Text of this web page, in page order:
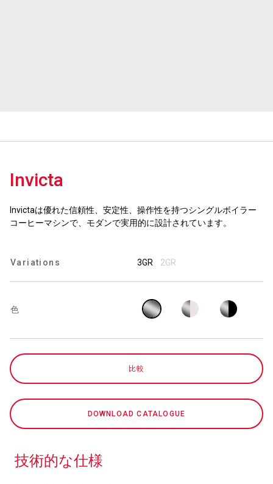
Invicta
Invictaは優れた信頼性、安定性、操作性を持つシングルボイラー
コーヒーマシンで、モダンで実用的に設計されています。
Variations 3GR 2GR
色
比較
DOWNLOAD CATALOGUE
技術的な仕様
歴史
研究室紹介
サスティナビリティ
接続
プライバシーポリシー